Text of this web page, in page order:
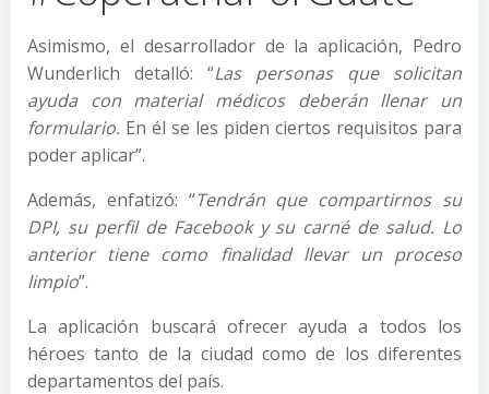
Asimismo, el desarrollador de la aplicación, Pedro
Wunderlich detalló: “Las personas que solicitan
ayuda con material médicos deberán llenar un
formulario. En él se les piden ciertos requisitos para
poder aplicar”.
Además, enfatizó: “Tendrán que compartirnos su
DPI, su perfil de Facebook y su carné de salud. Lo
anterior tiene como finalidad llevar un proceso
limpio”.
La aplicación buscará ofrecer ayuda a todos los
héroes tanto de la ciudad como de los diferentes
departamentos del país.